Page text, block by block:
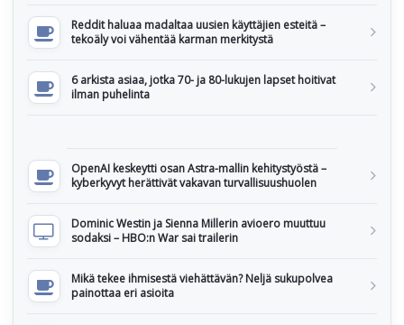
Reddit haluaa madaltaa uusien käyttäjien esteitä –
tekoäly voi vähentää karman merkitystä
6 arkista asiaa, jotka 70- ja 80-lukujen lapset hoitivat
ilman puhelinta
OpenAI keskeytti osan Astra-mallin kehitystyöstä –
kyberkyvyt herättivät vakavan turvallisuushuolen
Dominic Westin ja Sienna Millerin avioero muuttuu
sodaksi – HBO:n War sai trailerin
Mikä tekee ihmisestä viehättävän? Neljä sukupolvea
painottaa eri asioita